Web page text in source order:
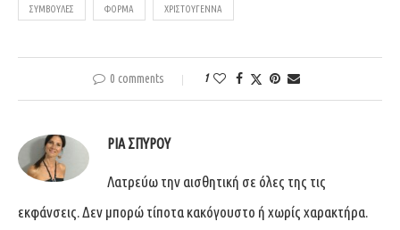
ΣΥΜΒΟΥΛΈΣ ΦΌΡΜΑ ΧΡΙΣΤΟΎΓΕΝΝΑ
0 comments 1
ΡΊΑ ΣΠΎΡΟΥ
Λατρεύω την αισθητική σε όλες της τις
εκφάνσεις. Δεν μπορώ τίποτα κακόγουστο ή χωρίς χαρακτήρα.